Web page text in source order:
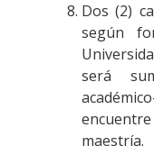
Dos (2)
según
será
maestría.